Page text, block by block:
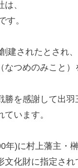
、
す。
建されたとされ、
つめのみこと）
を感謝して出羽
います。
年)に村上藩主・
化財に指定され